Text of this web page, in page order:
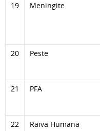
19 Meningite
20 Peste
21 PFA
22 Raiva Humana